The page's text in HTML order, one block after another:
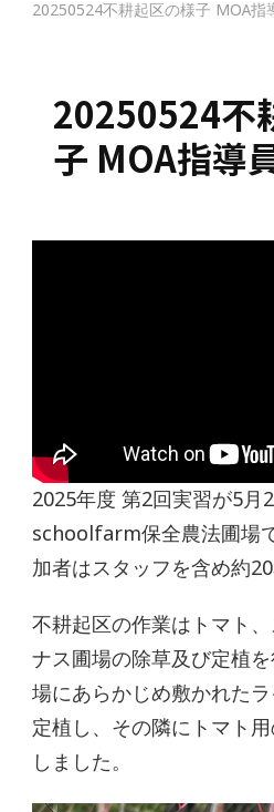
20250524不耕起区の様子 MOA指
20250524不
子 MOA指導
2025年度 第2回実習が5月
schoolfarm保全農法圃場
加者はスタッフを含め約20
不耕起区の作業はトマト、
ナス圃場の除草及び定植
場にあらかじめ敷かれた
定植し、その隣にトマト
しました。